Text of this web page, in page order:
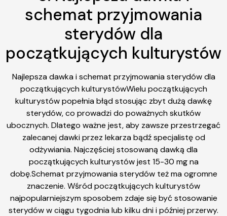
schemat przyjmowania
sterydów dla
początkujących kulturystów
Najlepsza dawka i schemat przyjmowania sterydów dla
początkujących kulturystówWielu początkujących
kulturystów popełnia błąd stosując zbyt dużą dawkę
sterydów, co prowadzi do poważnych skutków
ubocznych. Dlatego ważne jest, aby zawsze przestrzegać
zalecanej dawki przez lekarza bądź specjalistę od
odżywiania. Najczęściej stosowaną dawką dla
początkujących kulturystów jest 15-30 mg na
dobę.Schemat przyjmowania sterydów też ma ogromne
znaczenie. Wśród początkujących kulturystów
najpopularniejszym sposobem zdaje się być stosowanie
sterydów w ciągu tygodnia lub kilku dni i później przerwy.